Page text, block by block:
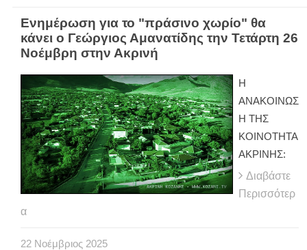
Ενημέρωση για το "πράσινο χωρίο" θα
κάνει ο Γεώργιος Αμανατίδης την Τετάρτη 26
Νοέμβρη στην Ακρινή
Η
ΑΝΑΚΟΙΝΩΣ
Η ΤΗΣ
ΚΟΙΝΟΤΗΤΑ
ΑΚΡΙΝΗΣ:
Διαβάστε
Περισσότερ
α
22 Νοέμβριος 2025